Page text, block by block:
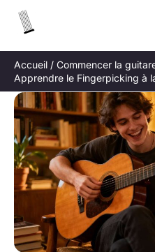
Accueil
Commencer la
Apprendre le Fingerpicking à
h
r
h
e